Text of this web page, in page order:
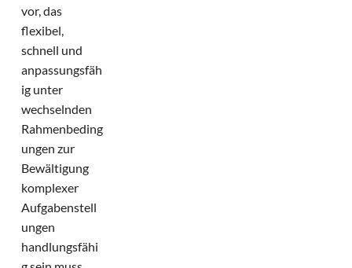
vor, das
flexibel,
schnell und
anpassungsfäh
ig unter
wechselnden
Rahmenbeding
ungen zur
Bewältigung
komplexer
Aufgabenstell
ungen
handlungsfähi